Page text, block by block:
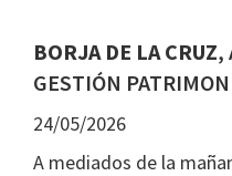
BORJA DE LA CRUZ,
GESTIÓN
24/05/2026
A mediados de la